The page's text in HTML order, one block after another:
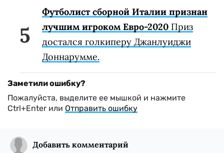
Футболист сборной Италии признан
лучшим игроком Евро-2020 Приз
достался голкиперу Джанлуиджи
Доннарумме.
Заметили ошибку?
Пожалуйста, выделите ее мышкой и нажмите
Ctrl+Enter или Отправить ошибку
Добавить комментарий